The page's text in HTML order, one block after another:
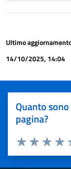
Ultimo
14/10/2025, 14:04
Quanto
pagina?
Valuta
Valuta 2
Valuta 1 stelle